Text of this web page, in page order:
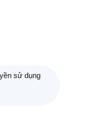
sử dụng